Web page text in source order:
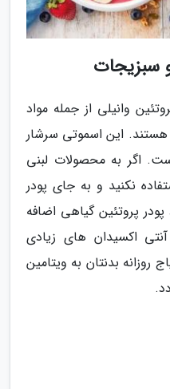
وانیلی از جمله مواد
هستند. این اسموتی سرشار
اگر به محصولات لبنی
نکنید و به جای پودر
پروتئین گیاهی اضافه
اکسیدان های زیادی
روزانه بدنتان به ویتامین